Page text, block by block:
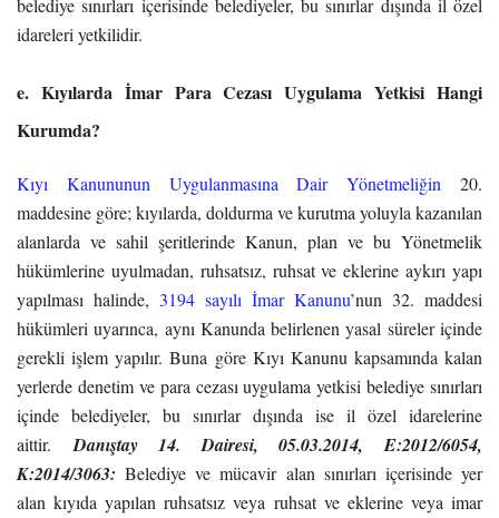
belediye sınırları içerisinde belediyeler, bu sınırlar dışında il özel
idareleri yetkilidir.
e. Kıyılarda İmar Para Cezası Uygulama Yetkisi Hangi
Kurumda?
Kıyı Kanununun Uygulanmasına Dair Yönetmeliğin 20.
maddesine göre; kıyılarda, doldurma ve kurutma yoluyla kazanılan
alanlarda ve sahil şeritlerinde Kanun, plan ve bu Yönetmelik
hükümlerine uyulmadan, ruhsatsız, ruhsat ve eklerine aykırı yapı
yapılması halinde, 3194 sayılı İmar Kanunu’nun 32. maddesi
hükümleri uyarınca, aynı Kanunda belirlenen yasal süreler içinde
gerekli işlem yapılır. Buna göre Kıyı Kanunu kapsamında kalan
yerlerde denetim ve para cezası uygulama yetkisi belediye sınırları
içinde belediyeler, bu sınırlar dışında ise il özel idarelerine
aittir.Danıştay 14. Dairesi, 05.03.2014, E:2012/6054,
K:2014/3063:Belediye ve mücavir alan sınırları içerisinde yer
alan kıyıda yapılan ruhsatsız veya ruhsat ve eklerine veya imar